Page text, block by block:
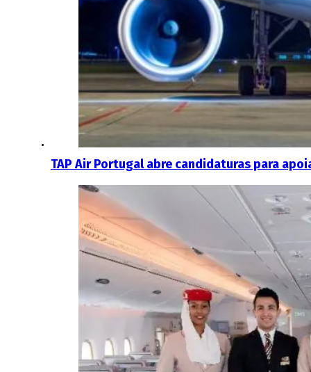
TAP Air Portugal abre candidaturas para